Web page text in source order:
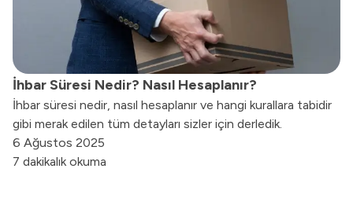
İhbar Süresi Nedir? Nasıl Hesaplanır?
İhbar süresi nedir, nasıl hesaplanır ve hangi kurallara tabidir
gibi merak edilen tüm detayları sizler için derledik.
6 Ağustos 2025
7 dakikalık okuma